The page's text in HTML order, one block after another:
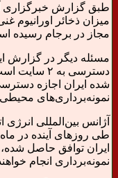
طبق گزارش خبرگزاری
مجاز در برجام رسیده
مسئله دیگر در گزارش
دسترسی به
شده ایران اجازه
نمونه‌برداری‌های
آژانس بین‌المللی
طی روزهای آینده در
ایران توافق حاصل
نمونه‌برداری انجام